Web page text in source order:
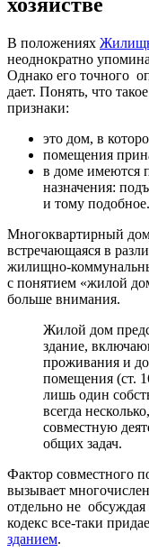
В положениях
неоднократно
Однако его точного
дает. Понять, что
признаки:
это дом, в
помещения
в доме имеются
назначения:
и тому подобное.
Многоквартирный
встречающаяся в
жилищно-
с понятием «жилой
больше внимания.
Жилой дом
здание,
проживания и
помещения (ст.
лишь один
всегда
совместную
общих задач.
Фактор совместного
вызывает
отдельно не
кодекс все-таки
зданием.